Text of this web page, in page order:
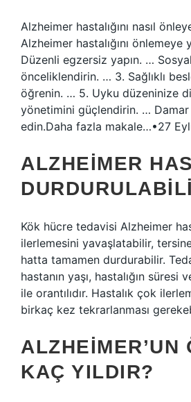
Alzheimer hastalığını nasıl
Alzheimer hastalığını
Düzenli egzersiz yapın. … Sosyal
önceliklendirin. … 3. Sağlıklı
öğrenin. … 5. Uyku düzeninize
yönetimini güçlendirin. … Damar
edin.Daha fazla makale…•27
ALZHEIMER
Kök hücre tedavisi Alzheimer
ilerlemesini yavaşlatabilir,
hatta tamamen durdurabilir.
hastanın yaşı, hastalığın süresi
ile orantılıdır. Hastalık çok
birkaç kez tekrarlanması
ALZHEIMER’UN
KAÇ YILDIR?